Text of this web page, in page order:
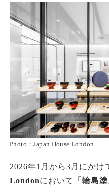
Photo：Japan House London
2026年1月から3月にかけ
Londonにおいて 「輪島